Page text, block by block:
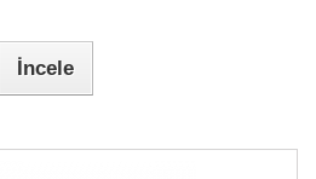
İncele